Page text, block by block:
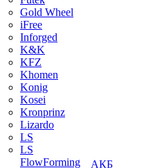
Gold Wheel
iFree
Inforged
K&K
KFZ
Khomen
Konig
Kosei
Kronprinz
Lizardo
LS
LS
FlowForming
АКБ